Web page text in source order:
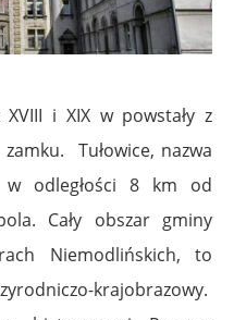
i XIX w powstały z
Tułowice, nazwa
w odległości 8 km od
Cały obszar gminy
Niemodlińskich, to
krajobrazowy.